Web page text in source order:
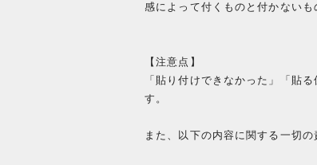
感によって付くものと付かないも
【注意点】
「貼り付けできなかった」「貼
す。
また、以下の内容に関する一切